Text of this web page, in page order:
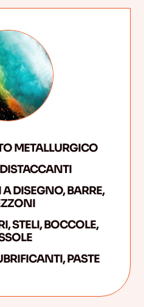
METALLURGICO
DISEGNO, BARRE,
STELI, BOCCOLE,
PASTE